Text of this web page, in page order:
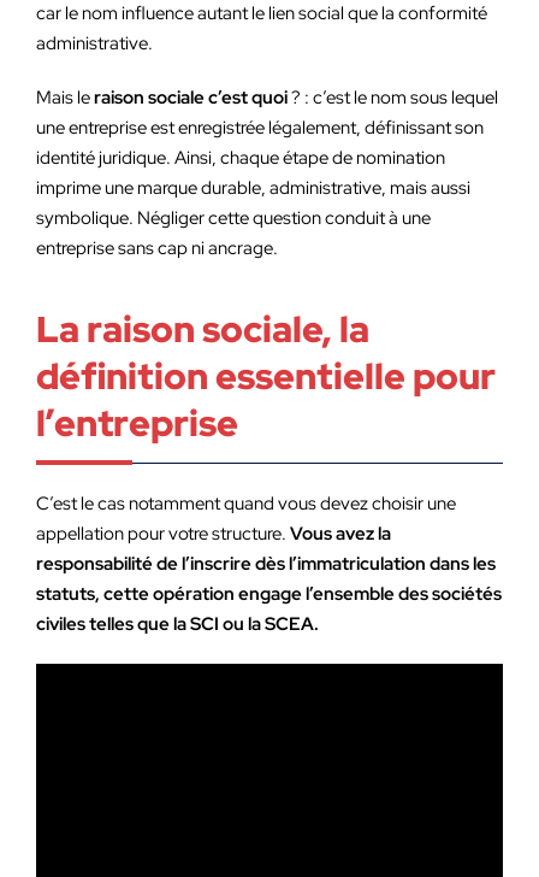
car le nom influence autant le lien social que la conformité
administrative.
Mais leraison sociale c’est quoi? : c’est le nom sous lequel
une entreprise est enregistrée légalement, définissant son
identité juridique. Ainsi, chaque étape de nomination
imprime une marque durable, administrative, mais aussi
symbolique. Négliger cette question conduit à une
entreprise sans cap ni ancrage.
La raison sociale, la
définition essentielle pour
l’entreprise
C’est le cas notamment quand vous devez choisir une
appellation pour votre structure. Vous avez la
responsabilité de l’inscrire dès l’immatriculation dans les
statuts, cette opération engage l’ensemble des sociétés
civiles telles que la SCI ou la SCEA.